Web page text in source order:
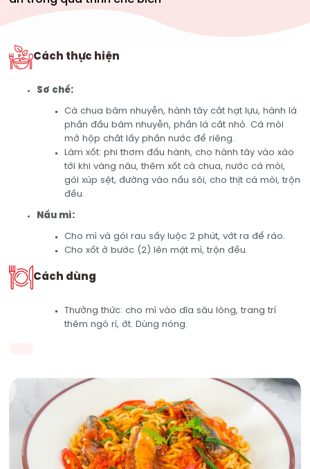
Cách thực hiện
Sơ chế:
Cà chua băm nhuyễn, hành tây cắt hạt lựu, hành lá
phần đầu băm nhuyễn, phần lá cắt nhỏ. Cá mòi
mở hộp chắt lấy phần nước để riêng.
Làm xốt: phi thơm đầu hành, cho hành tây vào xào
tới khi vàng nâu, thêm xốt cà chua, nước cá mòi,
gói xúp sệt, đường vào nấu sôi, cho thịt cá mòi, trộn
đều.
Nấu mì:
Cho mì và gói rau sấy luộc 2 phút, vớt ra để ráo.
Cho xốt ở bước (2) lên mặt mì, trộn đều.
Cách dùng
Thưởng thức: cho mì vào dĩa sâu lòng, trang trí
thêm ngò rí, ớt. Dùng nóng.